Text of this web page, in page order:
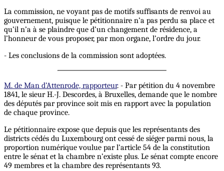
La commission, ne voyant pas de motifs suffisants de renvoi au
gouvernement, puisque le pétitionnaire n’a pas perdu sa place et
qu’il n’a à se plaindre que d’un changement de résidence, a
l’honneur de vous proposer, par mon organe, l’ordre du jour.
- Les conclusions de la commission sont adoptées.
M. de Man d’Attenrode, rapporteur. - Par pétition du 4 novembre
1841, le sieur H.-J. Descordes, à Bruxelles, demande que le nombre
des députés par province soit mis en rapport avec la population
de chaque province.
Le pétitionnaire expose que depuis que les représentants des
districts cédés du Luxembourg ont cessé de siéger parmi nous, la
proportion numérique voulue par l’article 54 de la constitution
entre le sénat et la chambre n’existe plus. Le sénat compte encore
49 membres et la chambre des représentants 93.